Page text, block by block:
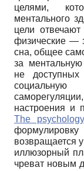
целями,
ментального
цели
физические —
сна, общее
за
не
социальную
настроения и
The
возвращается
иллюзорный
чреват новым